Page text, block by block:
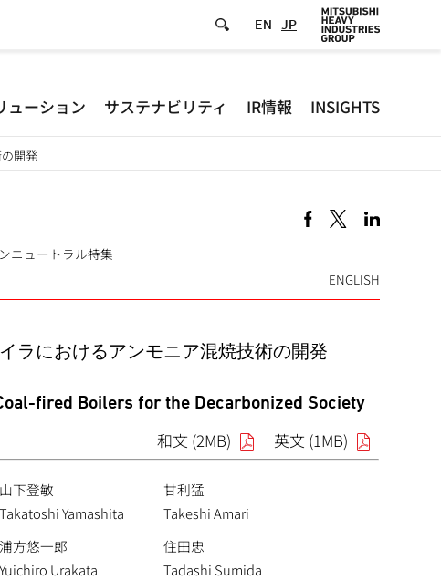
EN JP
-
ューション サステナビリティ IR情報 INSIGHTS
開発
ニュートラル特集
ENGLISH
ラにおけるアンモニア混焼技術の開発
fired Boilers for the Decarbonized Society
和文 (2MB) 英文 (1MB)
山下登敏
Takatoshi Yamashita
甘利猛
Takeshi Amari
浦方悠一郎
Yuichiro Urakata
住田忠
Tadashi Sumida